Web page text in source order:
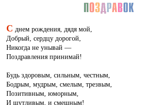
С днем рождения, дядя мой,
Добрый, сердцу дорогой,
Никогда не унывай —
Поздравления принимай!
Будь здоровым, сильным, честным,
Бодрым, мудрым, смелым, трезвым,
Позитивным, юморным,
И шутливым, и смешным!